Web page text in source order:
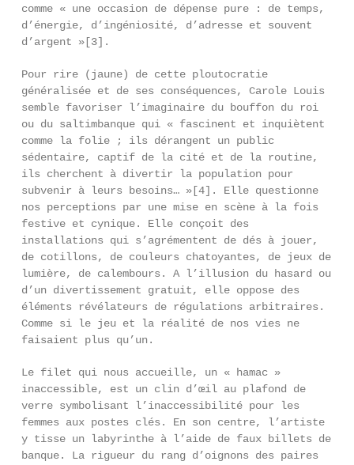
comme « une occasion de dépense pure : de temps,
d’énergie, d’ingéniosité, d’adresse et souvent
d’argent »[3].
Pour rire (jaune) de cette ploutocratie
généralisée et de ses conséquences, Carole Louis
semble favoriser l’imaginaire du bouffon du roi
ou du saltimbanque qui « fascinent et inquiètent
comme la folie ; ils dérangent un public
sédentaire, captif de la cité et de la routine,
ils cherchent à divertir la population pour
subvenir à leurs besoins… »[4]. Elle questionne
nos perceptions par une mise en scène à la fois
festive et cynique. Elle conçoit des
installations qui s’agrémentent de dés à jouer,
de cotillons, de couleurs chatoyantes, de jeux de
lumière, de calembours. A l’illusion du hasard ou
d’un divertissement gratuit, elle oppose des
éléments révélateurs de régulations arbitraires.
Comme si le jeu et la réalité de nos vies ne
faisaient plus qu’un.
Le filet qui nous accueille, un « hamac »
inaccessible, est un clin d’œil au plafond de
verre symbolisant l’inaccessibilité pour les
femmes aux postes clés. En son centre, l’artiste
y tisse un labyrinthe à l’aide de faux billets de
banque. La rigueur du rang d’oignons des paires